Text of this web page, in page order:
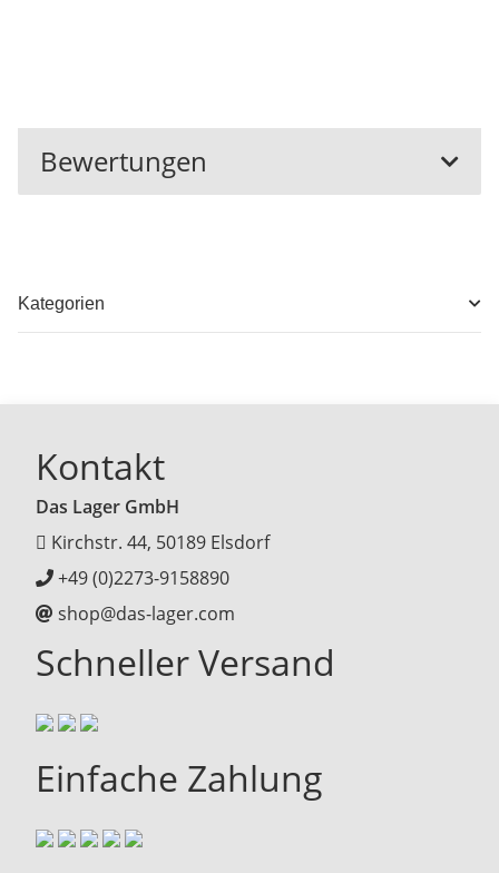
Bewertungen
Kategorien
Kontakt
Das Lager GmbH
Kirchstr. 44, 50189 Elsdorf
+49 (0)2273-9158890
shop@das-lager.com
Schneller Versand
Einfache Zahlung